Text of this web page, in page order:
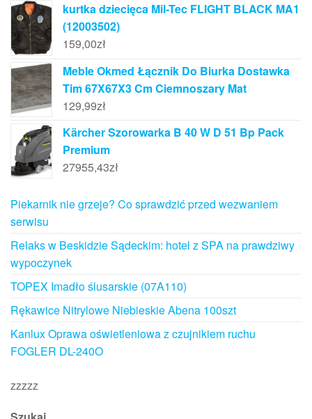
kurtka dziecięca Mil-Tec FLIGHT BLACK MA1
(12003502)
159,00zł
Meble Okmed Łącznik Do Biurka Dostawka
Tim 67X67X3 Cm Ciemnoszary Mat
129,99zł
Kärcher Szorowarka B 40 W D 51 Bp Pack
Premium
27955,43zł
Piekarnik nie grzeje? Co sprawdzić przed wezwaniem
serwisu
Relaks w Beskidzie Sądeckim: hotel z SPA na prawdziwy
wypoczynek
TOPEX Imadło ślusarskie (07A110)
Rękawice Nitrylowe Niebieskie Abena 100szt
Kanlux Oprawa oświetleniowa z czujnikiem ruchu
FOGLER DL-240O
zzzzz